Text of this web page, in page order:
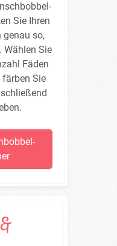
Sie Ihren
genau so,
Wählen Sie
Fäden
Sie